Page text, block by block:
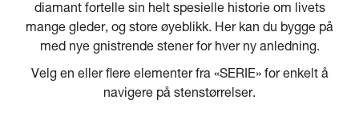
diamant fortelle sin helt spesielle historie om livets
mange gleder, og store øyeblikk. Her kan du bygge på
med nye gnistrende stener for hver ny anledning.
Velg en eller flere elementer fra «SERIE» for enkelt å
navigere på stenstørrelser.